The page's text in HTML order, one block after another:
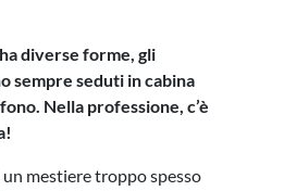
diverse forme, gli
sempre seduti in cabina
Nella professione, c’è
un mestiere troppo spesso